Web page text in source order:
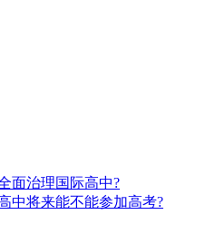
面治理国际高中?
中将来能不能参加高考?